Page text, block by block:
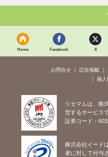
Home Facebook X
お問合せ 広告掲載
個人
リセマムは、株
営するサービスで
証券コード：
株式会社イード
者に対して付与